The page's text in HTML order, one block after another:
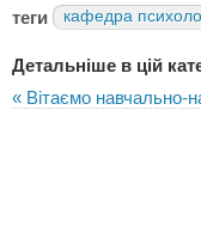
теги кафедра
Детальніше в цій
« Вітаємо